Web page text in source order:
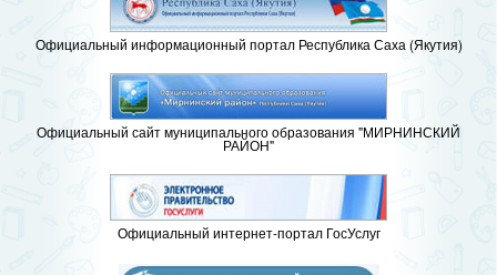
Официальный информационный портал Республика Саха (Якутия)
Официальный сайт муниципального образования "МИРНИНСКИЙ
РАЙОН"
Официальный интернет-портал ГосУслуг